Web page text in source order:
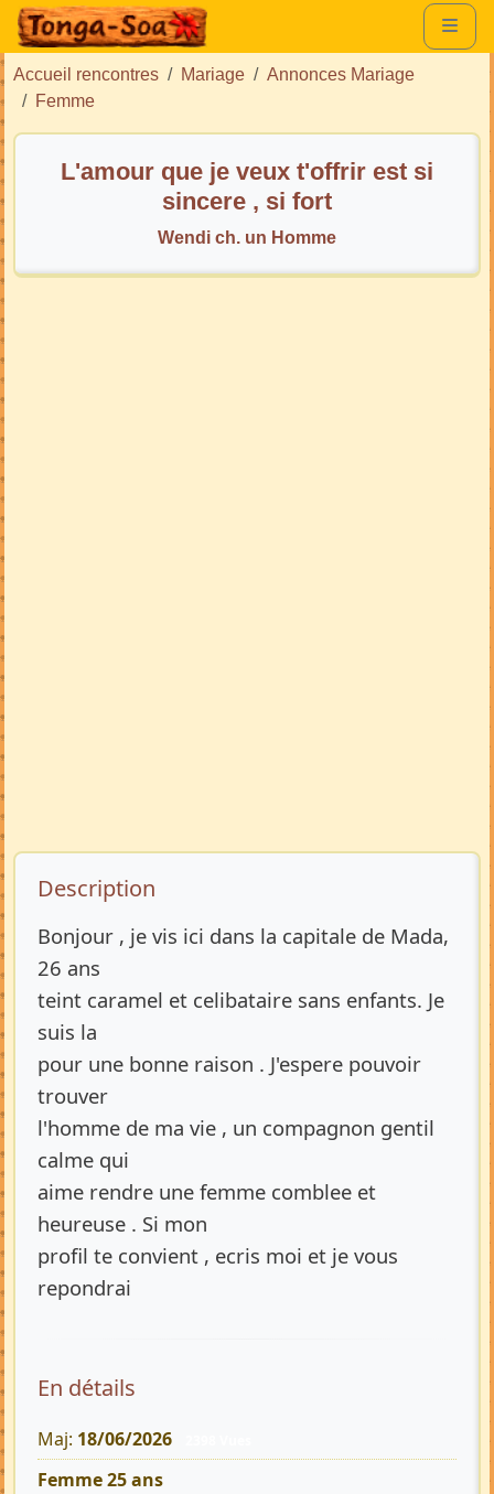
Accueil rencontres Mariage
Annonces Mariage
Femme
L'amour que je veux t'offrir est si
sincere , si fort
Wendi ch. un Homme
Description de l’annonce
Description
Bonjour , je vis ici dans la capitale de Mada,
26 ans
teint caramel et celibataire sans enfants. Je
suis la
pour une bonne raison . J'espere pouvoir
trouver
l'homme de ma vie , un compagnon gentil
calme qui
aime rendre une femme comblee et
heureuse . Si mon
profil te convient , ecris moi et je vous
repondrai
En détails
Maj: 18/06/2026
Femme 25 ans